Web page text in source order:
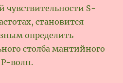
чувствительности S-
становится
определить
столба мантийного
волн.